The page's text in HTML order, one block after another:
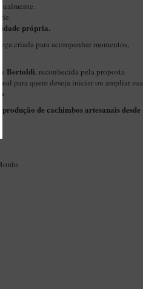
própria.
criada para acompanhar momentos,
Bertoldi, reconhecida pela proposta
para quem deseja iniciar ou ampliar sua
.
de cachimbos artesanais desde